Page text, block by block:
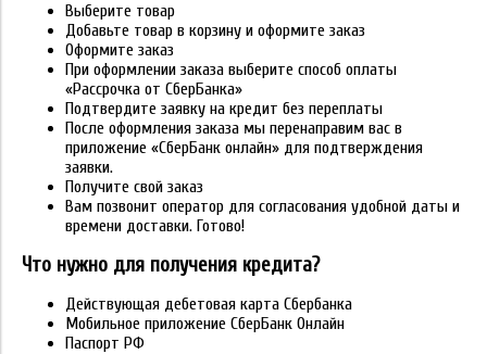
Выберите товар
Добавьте товар в корзину и оформите заказ
Оформите заказ
При оформлении заказа выберите способ оплаты
«Рассрочка от СберБанка»
Подтвердите заявку на кредит без переплаты
После оформления заказа мы перенаправим вас в
приложение «СберБанк онлайн» для подтверждения
заявки.
Получите свой заказ
Вам позвонит оператор для согласования удобной даты и
времени доставки. Готово!
Что нужно для получения кредита?
Действующая дебетовая карта Сбербанка
Мобильное приложение СберБанк Онлайн
Паспорт РФ